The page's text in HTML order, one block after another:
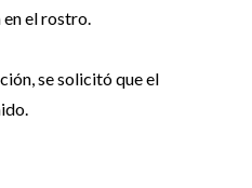
en el rostro.
se solicitó que el